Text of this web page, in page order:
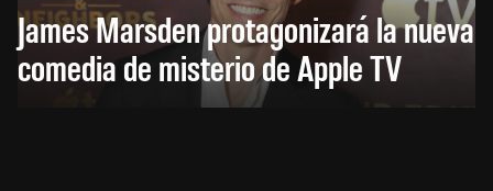
James Marsden protagonizará la nueva
comedia de misterio de Apple TV